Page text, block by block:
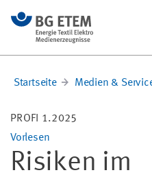
Startseite Medien &
PROFI 1.2025
Vorlesen
Risiken im